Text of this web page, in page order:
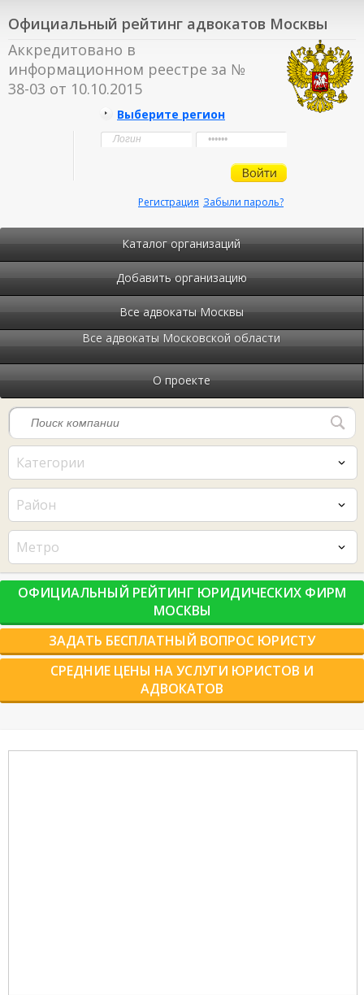
Официальный рейтинг адвокатов Москвы
Аккредитовано в
информационном реестре за №
38-03 от 10.10.2015
Выберите регион
Забыли пароль?
Регистрация
Каталог организаций
Добавить организацию
Все адвокаты Москвы
Все адвокаты Московской области
О проекте
Категории
Район
Метро
ОФИЦИАЛЬНЫЙ РЕЙТИНГ ЮРИДИЧЕСКИХ ФИРМ
МОСКВЫ
ЗАДАТЬ БЕСПЛАТНЫЙ ВОПРОС ЮРИСТУ
СРЕДНИЕ ЦЕНЫ НА УСЛУГИ ЮРИСТОВ И
АДВОКАТОВ